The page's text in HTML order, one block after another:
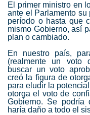
El primer ministro en
ante el Parlamento su
período o hasta que
mismo Gobierno, así
plan o cambiado.
En nuestro país,
(realmente un voto
buscar un voto
creó la figura de
para eludir la
otorga el voto de
Gobierno. Se podría
haría daño a todo el